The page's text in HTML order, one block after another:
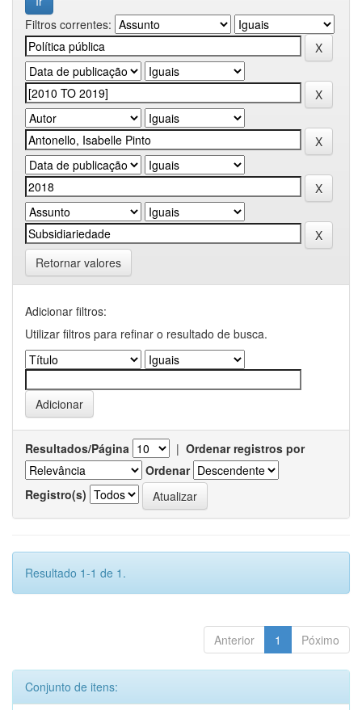
Filtros correntes:
Retornar valores
Adicionar filtros:
Utilizar filtros para refinar o resultado de busca.
Resultados/Página | Ordenar registros por
Ordenar
Registro(s)
Resultado 1-1 de 1.
Anterior 1 Póximo
Conjunto de itens: